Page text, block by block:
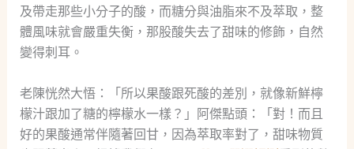
及帶走那些小分子的酸，而糖分與油脂來不及萃取，整
體風味就會嚴重失衡，那股酸失去了甜味的修飾，自然
變得刺耳。
老陳恍然大悟：「所以果酸跟死酸的差別，就像新鮮檸
檬汁跟加了糖的檸檬水一樣？」阿傑點頭：「對！而且
好的果酸通常伴隨著回甘，因為萃取率對了，甜味物質